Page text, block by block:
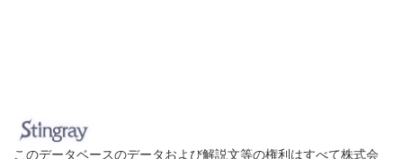
このデータベースのデータおよび解説文等の権利はすべて株式会